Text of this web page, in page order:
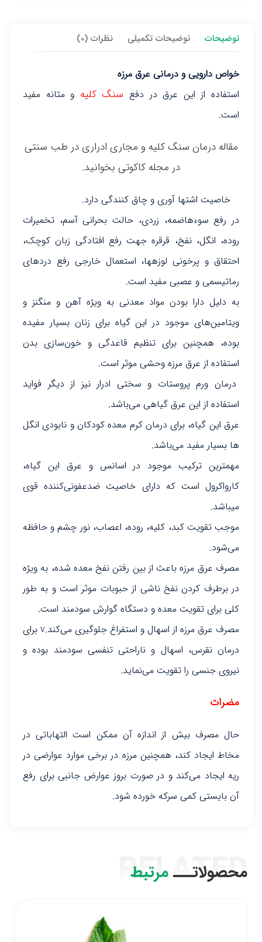
توضیحات توضیحات تکمیلی نظرات (0)
خواص دارویی و درمانی عرق مرزه
استفاده از این عرق در دفع سنگ کلیه و مثانه مفید
است.
مقاله درمان سنگ کلیه و مجاری ادراری در طب سنتی
در مجله کاکوتی بخوانید.
خاصیت اشتها آوری و چاق کنندگی دارد.
در رفع سوءهاضمه، زردی، حالت بحرانی آسم، تخمیرات
روده، انگل، نفخ، قرقره جهت رفع افتادگی زبان کوچک،
احتقاق و پرخونی لوزه‎ها، استعمال خارجی رفع دردهای
رماتیسمی و عصبی مفید است.
به دلیل دارا بودن مواد معدنی به ویژه آهن و منگنز و
ویتامین‌های موجود در این گیاه برای زنان بسیار مفیده
بوده، همچنین برای تنظیم قاعدگی و خون‌سازی بدن
استفاده از عرق مرزه وحشی موثر است.
درمان ورم پروستات و سختی ادرار نیز از دیگر فواید
استفاده از این عرق گیاهی می‌باشد.
عرق این گیاه، برای درمان کرم معده کودکان و نابودی انگل
ها بسیار مفید می‌باشد.
مهمترین ترکیب موجود در اسانس و عرق این گیاه،
کارواکرول است که دارای خاصیت ضدعفونی‌کننده قوی
می‎باشد.
موجب تقویت کبد، کلیه، روده، اعصاب، نور چشم و حافظه
می‌شود.
مصرف عرق مرزه باعث از بین رفتن نفخ معده شده، به ویژه
در برطرف کردن نفخ ناشی از حبوبات موثر است و به طور
کلی برای تقویت معده و دستگاه گوارش سودمند است.
مصرف عرق مرزه از اسهال و استفراغ جلوگیری می‌کند.v برای
درمان نقرس، اسهال و ناراحتی تنفسی سودمند بوده و
نیروی جنسی را تقویت می‌نماید.
مضرات
حال مصرف بیش از اندازه آن ممکن است التهاباتی در
مخاط ایجاد کند، همچنین مرزه در برخی موارد عوارضی در
ریه ایجاد می‌کند و در صورت بروز عوارض جانبی برای رفع
آن بایستی کمی سرکه خورده شود.
محصولاتـــمرتبط
RELATED